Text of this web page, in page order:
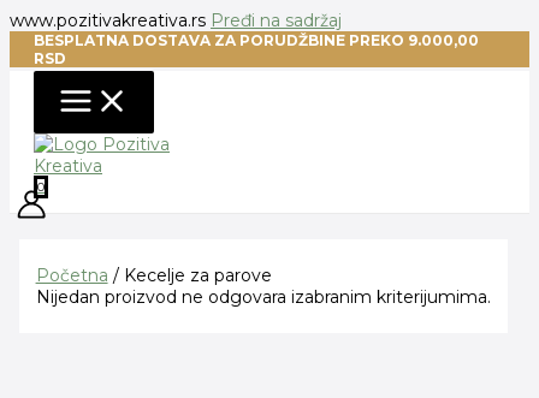
www.pozitivakreativa.rs Pređi na sadržaj
BESPLATNA DOSTAVA ZA PORUDŽBINE PREKO 9.000,00
RSD
0
Početna / Kecelje za parove
Nijedan proizvod ne odgovara izabranim kriterijumima.